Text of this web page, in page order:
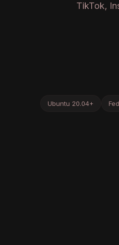
TikTok,
Ubuntu 20.04+